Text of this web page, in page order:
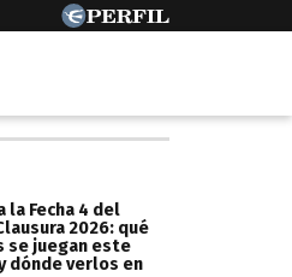
la Fecha 4 del
2026: qué
se juegan este
dónde verlos en